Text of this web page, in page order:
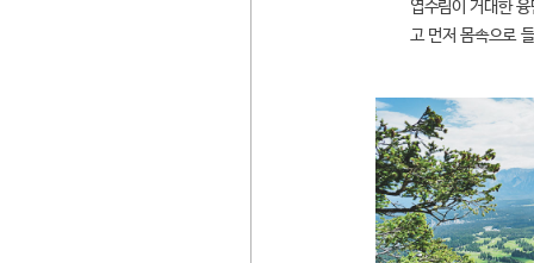
엽수림이 거대한
고 먼저 몸속으로